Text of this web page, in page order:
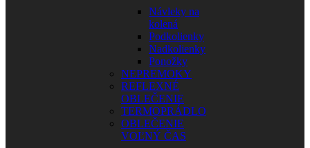
Návleky na
kolená
Podkolienky
Nadkolienky
Ponožky
NEPREMOKY
REFLEXNÉ
OBLEČENIE
TERMOPRÁDLO
OBLEČENIE
VOĽNÝ ČAS